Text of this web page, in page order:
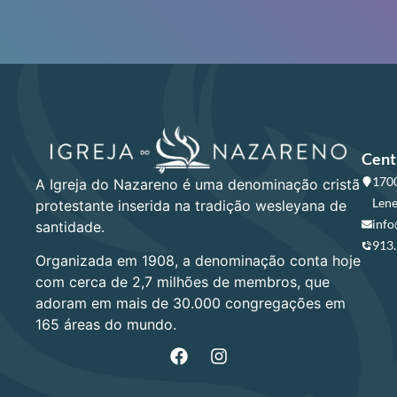
A Igreja do Nazareno é uma denominação cristã
protestante inserida na tradição wesleyana de
santidade.
Organizada em 1908, a denominação conta hoje
com cerca de 2,7 milhões de membros, que
adoram em mais de 30.000 congregações em
165 áreas do mundo.